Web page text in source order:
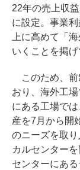
22年の売上収
に設定。事業
上に高めて「
いくことを掲げ
このため、前
おり、海外工
にある工場で
産を7月から開
のニーズを取
カルセンター
センターにあ